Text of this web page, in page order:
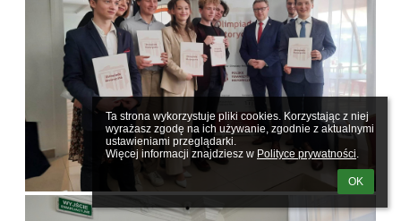
Ta strona wykorzystuje pliki cookies. Korzystając z niej
wyrażasz zgodę na ich używanie, zgodnie z aktualnymi
ustawieniami przeglądarki.
Więcej informacji znajdziesz w Polityce prywatności.
OK